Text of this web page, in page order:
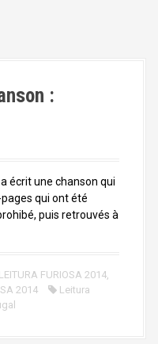
:
écrit une chanson qui
qui ont été
puis retrouvés à
LEITURA FURIOSA 2014
2014
Leitura